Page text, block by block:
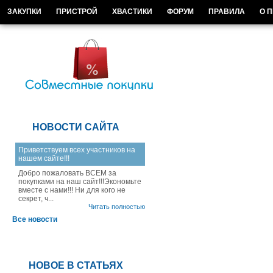
ЗАКУПКИ ПРИСТРОЙ ХВАСТИКИ ФОРУМ ПРАВИЛА О
НОВОСТИ САЙТА
Приветствуем всех участников на
нашем сайте!!!
Добро пожаловать ВСЕМ за
покупками на наш сайт!!!Экономьте
вместе с нами!!! Ни для кого не
секрет, ч...
Читать полностью
Все новости
НОВОЕ В СТАТЬЯХ